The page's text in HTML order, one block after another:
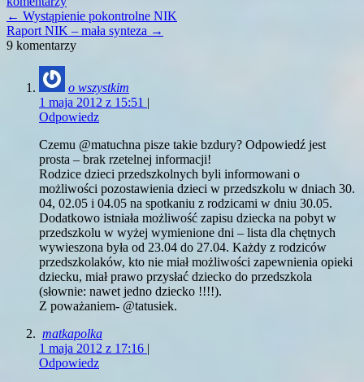
← Wystąpienie pokontrolne NIK
Raport NIK – mała synteza →
9 komentarzy
o wszystkim
1 maja 2012 z 15:51 |
Odpowiedz
Czemu @matuchna pisze takie bzdury? Odpowiedź jest
prosta – brak rzetelnej informacji!
Rodzice dzieci przedszkolnych byli informowani o
możliwości pozostawienia dzieci w przedszkolu w dniach 30.
04, 02.05 i 04.05 na spotkaniu z rodzicami w dniu 30.05.
Dodatkowo istniała możliwość zapisu dziecka na pobyt w
przedszkolu w wyżej wymienione dni – lista dla chętnych
wywieszona była od 23.04 do 27.04. Każdy z rodziców
przedszkolaków, kto nie miał możliwości zapewnienia opieki
dziecku, miał prawo przysłać dziecko do przedszkola
(słownie: nawet jedno dziecko !!!!).
Z poważaniem- @tatusiek.
matkapolka
1 maja 2012 z 17:16 |
Odpowiedz